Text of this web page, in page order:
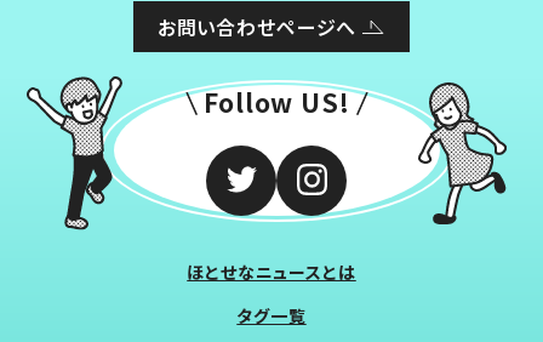
お問い合わせページへ
Follow US!
ほとせなニュースとは
タグ一覧